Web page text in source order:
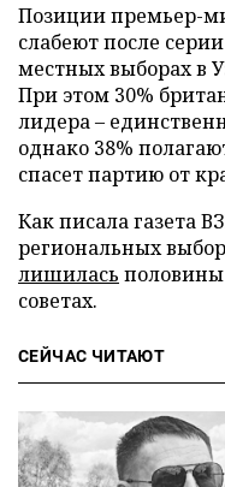
Позиции премьер-
слабеют после
местных выборах в
При этом 30%
лидера –
однако 38%
спасет партию от
Как писала газета
региональных
лишилась
советах.
СЕЙЧАС ЧИТАЮТ